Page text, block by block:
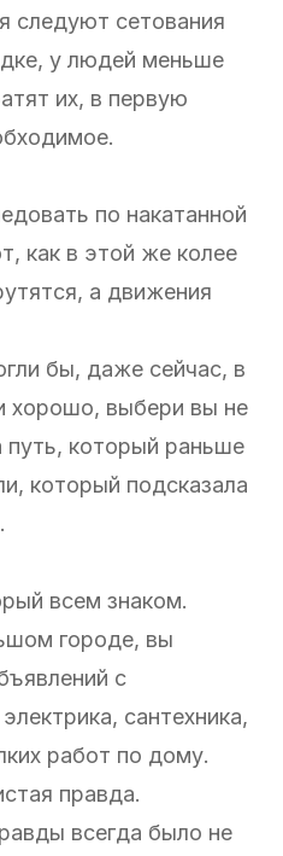
следуют сетования
у людей меньше
их, в первую
по накатанной
как в этой же колее
а движения
бы, даже сейчас, в
хорошо, выбери вы не
который раньше
который подсказала
всем знаком.
городе, вы
с
сантехника,
работ по дому.
правда.
всегда было не